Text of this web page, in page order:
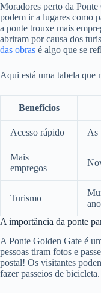
Moradores perto da
podem ir a lugares como
a ponte trouxe mais
abriram por causa dos
das obras é algo que se
Aqui está uma tabela que
Benefícios
Acesso rápido As
Mais
empregos
Turismo
A importância da ponte
A Ponte Golden Gate é
pessoas tiram fotos e
postal! Os visitantes
fazer passeios de bicicleta.